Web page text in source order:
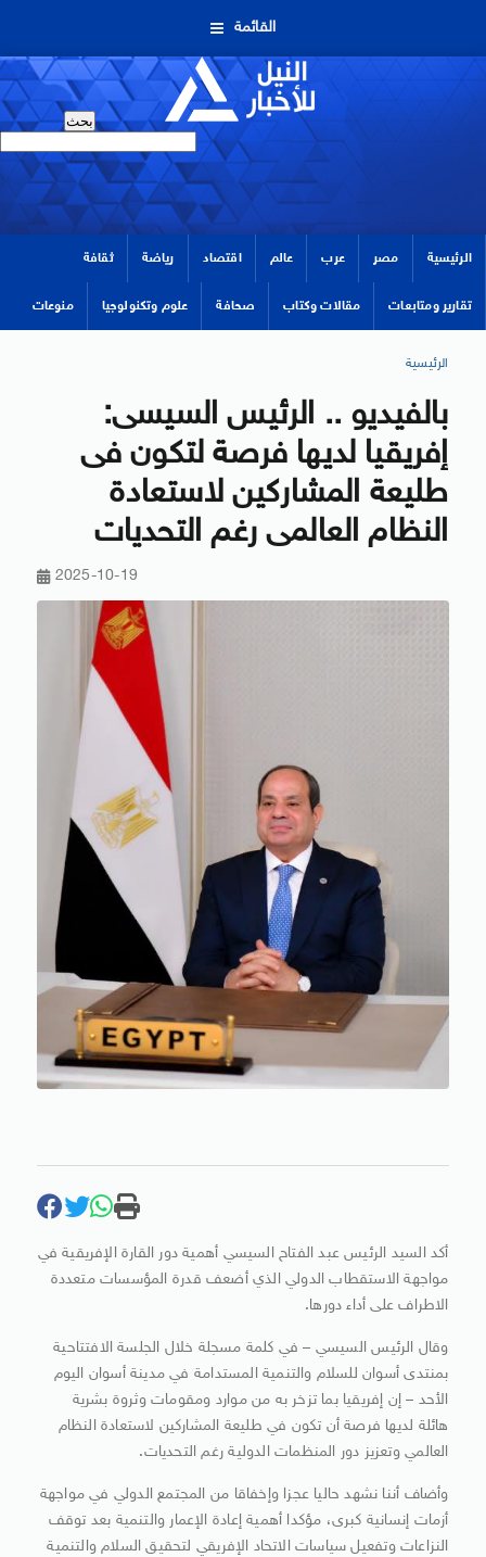
القائمة
الرئيسية مصر عرب عالم اقتصاد رياضة ثقافة
تقارير ومتابعات مقالات وكتاب صحافة علوم وتكنولوجيا منوعات
الرئيسية
بالفيديو .. الرئيس السيسى:
إفريقيا لديها فرصة لتكون فى
طليعة المشاركين لاستعادة
النظام العالمى رغم التحديات
2025-10-19
أكد السيد الرئيس عبد الفتاح السيسي أهمية دور القارة الإفريقية في
مواجهة الاستقطاب الدولي الذي أضعف قدرة المؤسسات متعددة
الاطراف على أداء دورها.
وقال الرئيس السيسي – في كلمة مسجلة خلال الجلسة الافتتاحية
بمنتدى أسوان للسلام والتنمية المستدامة في مدينة أسوان اليوم
الأحد – إن إفريقيا بما تزخر به من موارد ومقومات وثروة بشرية
هائلة لديها فرصة أن تكون في طليعة المشاركين لاستعادة النظام
العالمي وتعزيز دور المنظمات الدولية رغم التحديات.
وأضاف أننا نشهد حاليا عجزا وإخفاقا من المجتمع الدولي في مواجهة
أزمات إنسانية كبرى، مؤكدا أهمية إعادة الإعمار والتنمية بعد توقف
النزاعات وتفعيل سياسات الاتحاد الإفريقي لتحقيق السلام والتنمية